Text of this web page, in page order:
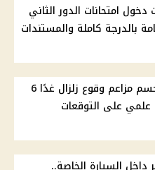
دخول امتحانات الدور الثاني
العامة بالدرجة كاملة والمستندات
البحوث الفلكية تحسم مزاعم وقوع زلزال غدًا 6
على التوقعات
السيارة الخاصة..